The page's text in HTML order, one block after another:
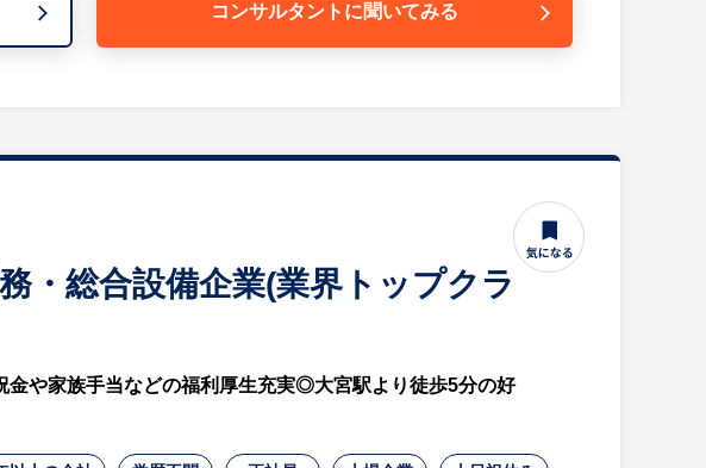
100年以上にわたり地域医療を支えてきた歴史ある病院です。
安定した運営基盤を築いている法人です。
コンサルタントに聞いてみる
・総合設備企業(業界トップクラ
や家族手当などの福利厚生充実◎大宮駅より徒歩5分の好